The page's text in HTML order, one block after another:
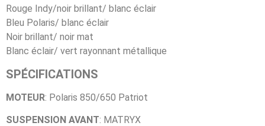
Rouge Indy/noir brillant/ blanc éclair
Bleu Polaris/ blanc éclair
Noir brillant/ noir mat
Blanc éclair/ vert rayonnant métallique
SPÉCIFICATIONS
MOTEUR: Polaris 850/650 Patriot
SUSPENSION AVANT: MATRYX